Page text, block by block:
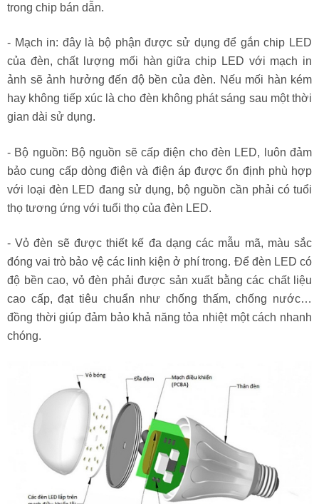
trong chip bán dẫn.
- Mạch in: đây là bộ phận được sử dụng để gắn chip LED
của đèn, chất lượng mối hàn giữa chip LED với mạch in
ảnh sẽ ảnh hưởng đến độ bền của đèn. Nếu mối hàn kém
hay không tiếp xúc là cho đèn không phát sáng sau một thời
gian dài sử dụng.
- Bộ nguồn: Bộ nguồn sẽ cấp điện cho đèn LED, luôn đảm
bảo cung cấp dòng điện và điện áp được ổn định phù hợp
với loại đèn LED đang sử dụng, bộ nguồn cần phải có tuổi
thọ tương ứng với tuổi thọ của đèn LED.
- Vỏ đèn sẽ được thiết kế đa dạng các mẫu mã, màu sắc
đóng vai trò bảo vệ các linh kiện ở phí trong. Để đèn LED có
độ bền cao, vỏ đèn phải được sản xuất bằng các chất liệu
cao cấp, đạt tiêu chuẩn như chống thấm, chống nước…
đồng thời giúp đảm bảo khả năng tỏa nhiệt một cách nhanh
chóng.